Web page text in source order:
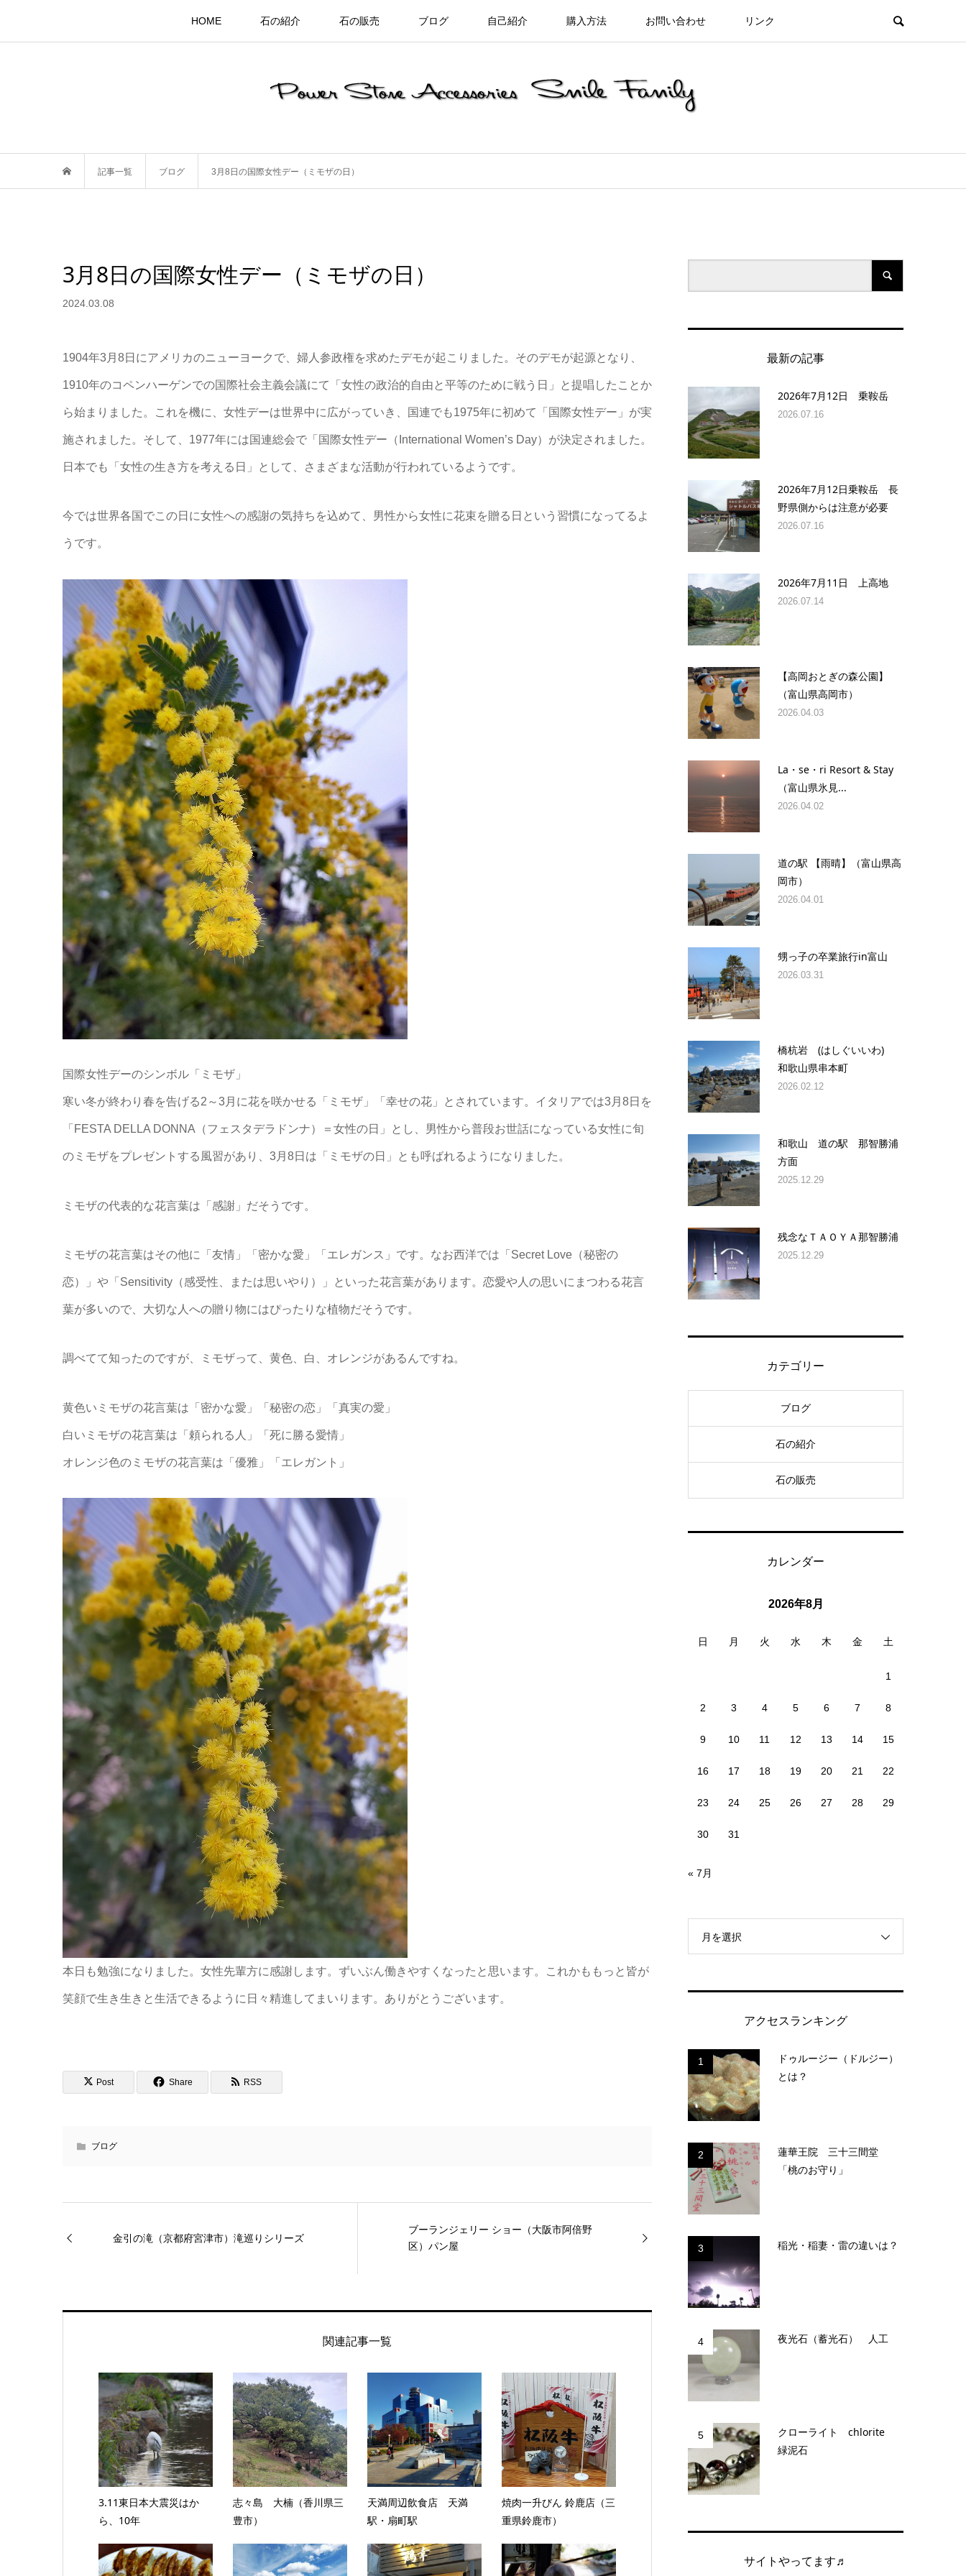
HOME 石の紹介 石の販売 ブログ 自己紹介 購入方法 お問い合わせ リンク
記事一覧 ブログ 3月8日の国際女性デー（ミモザの日）
3月8日の国際女性デー（ミモザの日）
2024.03.08
1904年3月8日にアメリカのニューヨークで、婦人参政権を求めたデモが起こりました。そのデモが起源となり、
1910年のコペンハーゲンでの国際社会主義会議にて「女性の政治的自由と平等のために戦う日」と提唱したことか
ら始まりました。これを機に、女性デーは世界中に広がっていき、国連でも1975年に初めて「国際女性デー」が実
施されました。そして、1977年には国連総会で「国際女性デー（International Women’s Day）が決定されました。
日本でも「女性の生き方を考える日」として、さまざまな活動が行われているようです。
今では世界各国でこの日に女性への感謝の気持ちを込めて、男性から女性に花束を贈る日という習慣になってるよ
うです。
国際女性デーのシンボル「ミモザ」
寒い冬が終わり春を告げる2～3月に花を咲かせる「ミモザ」「幸せの花」とされています。イタリアでは3月8日を
「FESTA DELLA DONNA（フェスタデラドンナ）＝女性の日」とし、男性から普段お世話になっている女性に旬
のミモザをプレゼントする風習があり、3月8日は「ミモザの日」とも呼ばれるようになりました。
ミモザの代表的な花言葉は「感謝」だそうです。
ミモザの花言葉はその他に「友情」「密かな愛」「エレガンス」です。なお西洋では「Secret Love（秘密の
恋）」や「Sensitivity（感受性、または思いやり）」といった花言葉があります。恋愛や人の思いにまつわる花言
葉が多いので、大切な人への贈り物にはぴったりな植物だそうです。
調べてて知ったのですが、ミモザって、黄色、白、オレンジがあるんですね。
黄色いミモザの花言葉は「密かな愛」「秘密の恋」「真実の愛」
白いミモザの花言葉は「頼られる人」「死に勝る愛情」
オレンジ色のミモザの花言葉は「優雅」「エレガント」
本日も勉強になりました。女性先輩方に感謝します。ずいぶん働きやすくなったと思います。これかももっと皆が
笑顔で生き生きと生活できるように日々精進してまいります。ありがとうございます。
Post Share RSS
ブログ
金引の滝（京都府宮津市）滝巡りシリーズ
ブーランジェリー ショー（大阪市阿倍野
区）パン屋
関連記事一覧
3.11東日本大震災はか
ら、10年
志々島 大楠（香川県三
豊市）
天満周辺飲食店 天満
駅・扇町駅
焼肉一升びん 鈴鹿店（三
重県鈴鹿市）
最新の記事
2026年7月12日 乗鞍岳
2026.07.16
2026年7月12日乗鞍岳 長
野県側からは注意が必要
2026.07.16
2026年7月11日 上高地
2026.07.14
【高岡おとぎの森公園】
（富山県高岡市）
2026.04.03
La・se・ri Resort & Stay
（富山県氷見...
2026.04.02
道の駅 【雨晴】（富山県高
岡市）
2026.04.01
甥っ子の卒業旅行in富山
2026.03.31
橋杭岩 (はしぐいいわ)
和歌山県串本町
2026.02.12
和歌山 道の駅 那智勝浦
方面
2025.12.29
残念なＴＡＯＹＡ那智勝浦
2025.12.29
カテゴリー
ブログ
石の紹介
石の販売
カレンダー
2026年8月
日 月 火 水 木 金 土
1
2 3 4 5 6 7 8
9 10 11 12 13 14 15
16 17 18 19 20 21 22
23 24 25 26 27 28 29
30 31
« 7月
月を選択
アクセスランキング
1
ドゥルージー（ドルジー）
とは？
2
蓮華王院 三十三間堂
「桃のお守り」
3 稲光・稲妻・雷の違いは？
4 夜光石（蓄光石） 人工
5
クローライト chlorite
緑泥石
サイトやってます♬